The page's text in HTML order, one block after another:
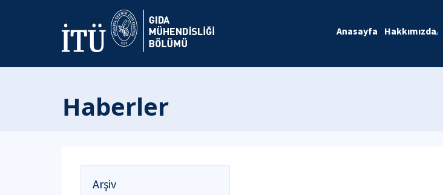
Anasayfa Hakkımızda
Haberler
Arşiv